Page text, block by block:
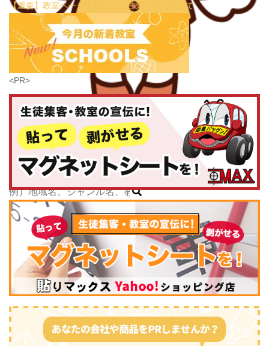
子どもスクールナビ
公式キャラクター
掲載教室数173,463件
ジャンル数135件
6/24現在
関東
栃木県
群馬県
埼玉県
千葉県
東京都
神奈川県
中部
新潟県
富山県
石川県
福井県
山梨県
長野県
岐阜県
静岡県
愛知県
三重県
関西
滋賀県
京都府
大阪府
学習教室(5437)
スポーツ・運動(2745)
【重要】教室ページを利用した営業行為に関して
<PR>